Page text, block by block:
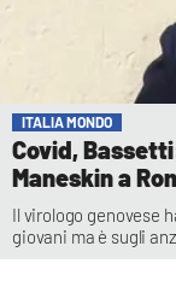
ITALIA MONDO
Covid,
Maneskin a
Il virologo genovese
giovani ma è sugli